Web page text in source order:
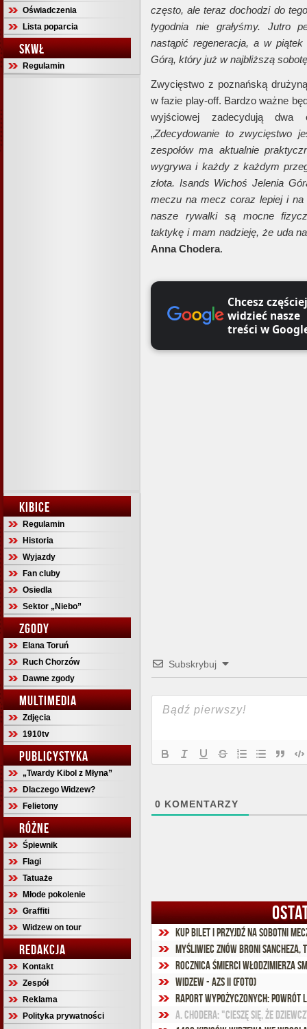
Oświadczenia
Lista poparcia
SKWŁ
Regulamin
KIBICE
Regulamin
Historia
Wyjazdy
Fan cluby
Osiedla
Sektor „Niebo”
ZGODY
Elana Toruń
Ruch Chorzów
Dawne zgody
MULTIMEDIA
Zdjęcia
1910tv
PUBLICYSTYKA
„Twardy Kibol z Młyna”
Dlaczego Widzew?
Felietony
RÓŻNE
Śpiewnik
Flagi
Tatuaże
Młode pokolenie
Graffiti
Widzew on tour
REDAKCJA
Kontakt
Zespół
Reklama
Polityka prywatności
często, ale teraz dochodzi do
tygodnia nie grałyśmy. Jutro
nastąpić regeneracja, a w
Górą, który już w najbliższą sobotę
Zwycięstwo z poznańską
w fazie play-off. Bardzo ważne
wyjściowej zadecydują dwa
„Zdecydowanie to zwycięstwo
zespołów ma aktualnie
wygrywa i każdy z każdym
złota. Isands Wichoś Jelenia
meczu na mecz coraz lepiej i
nasze rywalki są mocne
taktykę i mam nadzieję, że uda
Anna Chodera.
Chcesz częściej
widzieć nasze
treści w
Subskrybuj
0 KOMENTARZY
Kup bilet i przyjdź na sobotni
Myśliwiec znów broni Sancheza,
Rocznica śmierci Włodzimierza
Widzew - AZS II (foto)
Raport wypożyczonych: Powrót